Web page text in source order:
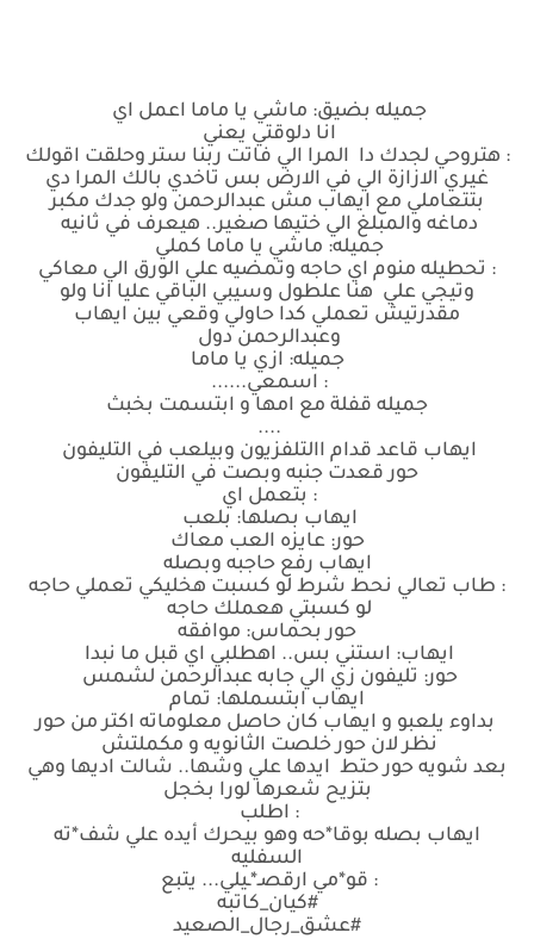
جميله بضيق: ماشي يا ماما اعمل اي
انا دلوقتي يعني
: هتروحي لجدك دا المرا الي فاتت ربنا ستر وحلقت اقولك
غيري الازازة الي في الارض بس تاخدي بالك المرا دي
بتتعاملي مع ايهاب مش عبدالرحمن ولو جدك مكبر
دماغه والمبلغ الي ختيها صغير.. هيعرف في ثانيه
جميله: ماشي يا ماما كملي
: تحطيله منوم اي حاجه وتمضيه علي الورق الي معاكي
وتيجي علي هنا علطول وسيبي الباقي عليا انا ولو
مقدرتيش تعملي كدا حاولي وقعي بين ايهاب
وعبدالرحمن دول
جميله: ازي يا ماما
: اسمعي......
جميله قفلة مع امها و ابتسمت بخبث
....
ايهاب قاعد قدام االتلفزيون وبيلعب في التليفون
حور قعدت جنبه وبصت في التليفون
: بتعمل اي
ايهاب بصلها: بلعب
حور: عايزه العب معاك
ايهاب رفع حاجبه وبصله
: طاب تعالي نحط شرط لو كسبت هخليكي تعملي حاجه
لو كسبتي هعملك حاجه
حور بحماس: موافقه
ايهاب: استني بس.. اهطلبي اي قبل ما نبدا
حور: تليفون زي الي جابه عبدالرحمن لشمس
ايهاب ابتسملها: تمام
بداوء يلعبو و ايهاب كان حاصل معلوماته اكتر من حور
نظر لان حور خلصت الثانويه و مكملتش
بعد شويه حور حتط ايدها علي وشها.. شالت اديها وهي
بتزيح شعرها لورا بخجل
: اطلب
ايهاب بصله بوقا*حه وهو بيحرك أيده علي شف*ته
السفليه
: قو*مي ارقصـ*ـيلي... يتبع
#كيان_كاتبه
#عشق_رجال_الصعيد